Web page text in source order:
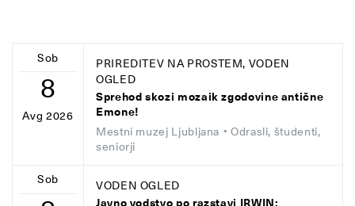
Sob
8
Avg 2026
PRIREDITEV NA PROSTEM, VODEN
OGLED
Sprehod skozi mozaik zgodovine antične
Emone!
Mestni muzej Ljubljana • Odrasli, študenti,
seniorji
Sob VODEN OGLED